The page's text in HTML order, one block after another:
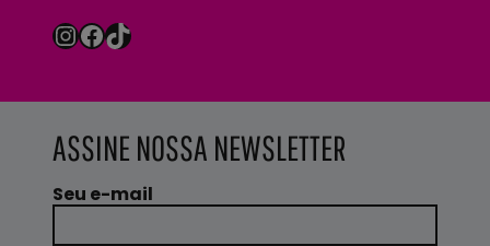
Instagram
Facebook
TikTok
ASSINE NOSSA NEWSLETTER
Seu e-mail